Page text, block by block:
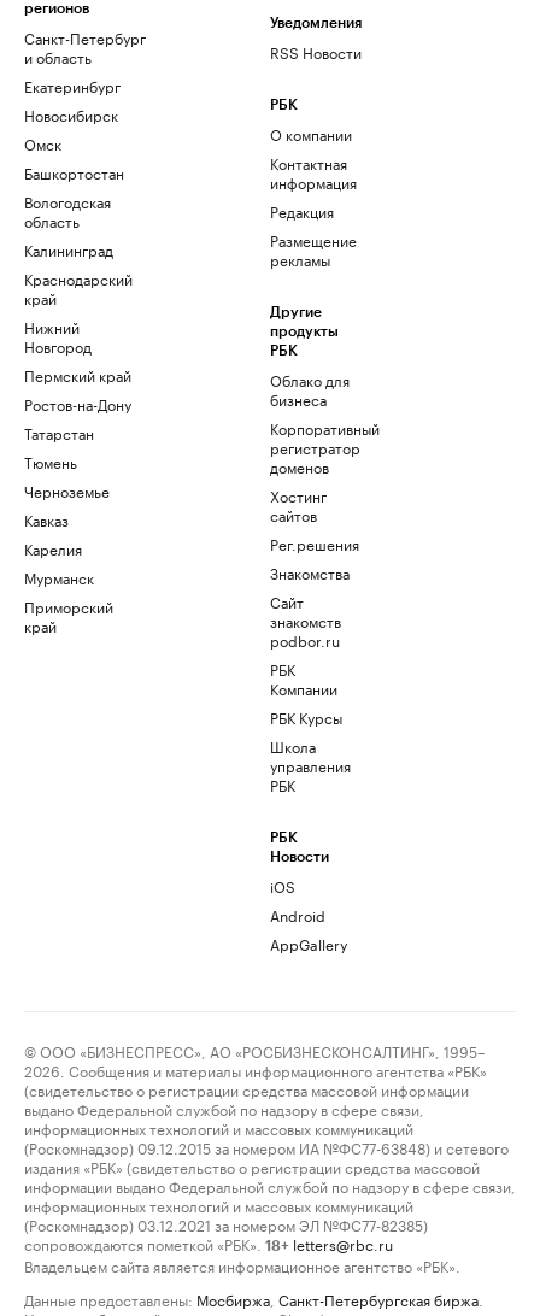
регионов
Санкт-Петербург
и область
Екатеринбург
Новосибирск
Омск
Башкортостан
Вологодская
область
Калининград
Краснодарский
край
Нижний
Новгород
Пермский край
Ростов-на-Дону
Татарстан
Тюмень
Черноземье
Кавказ
Карелия
Мурманск
Приморский
край
Уведомления
RSS Новости
РБК
О компании
Контактная
информация
Редакция
Размещение
рекламы
Другие
продукты
РБК
Облако для
бизнеса
Корпоративный
регистратор
доменов
Хостинг
сайтов
Рег.решения
Знакомства
Сайт
знакомств
podbor.ru
РБК
Компании
РБК Курсы
Школа
управления
РБК
РБК
Новости
iOS
Android
AppGallery
© ООО «БИЗНЕСПРЕСС», АО «РОСБИЗНЕСКОНСАЛТИНГ», 1995–
2026. Сообщения и материалы информационного агентства «РБК»
(свидетельство о регистрации средства массовой информации
выдано Федеральной службой по надзору в сфере связи,
информационных технологий и массовых коммуникаций
(Роскомнадзор) 09.12.2015 за номером ИА №ФС77-63848) и сетевого
издания «РБК» (свидетельство о регистрации средства массовой
информации выдано Федеральной службой по надзору в сфере связи,
информационных технологий и массовых коммуникаций
(Роскомнадзор) 03.12.2021 за номером ЭЛ №ФС77-82385)
сопровождаются пометкой «РБК».
18+ letters@rbc.ru
Владельцем сайта является информационное агентство «РБК».
Данные предоставлены: Мосбиржа Санкт-Петербургская биржа